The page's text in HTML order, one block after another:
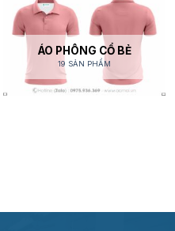
ÁO PHÔNG CỔ BẺ
19 SẢN PHẨM